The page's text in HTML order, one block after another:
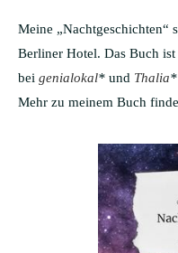
Meine „Nachtgeschichten“
Berliner Hotel. Das Buch
bei genialokal* und Thalia*
Mehr zu meinem Buch